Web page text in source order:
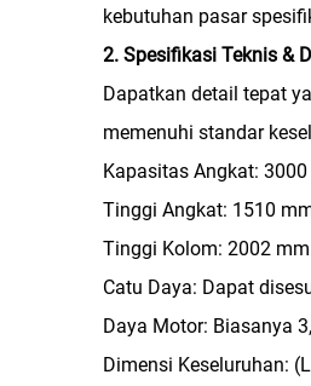
kebutuhan pasar
2. Spesifikasi Teknis &
Dapatkan detail tepat
memenuhi standar
Kapasitas Angkat:
Tinggi Angkat: 1510
Tinggi Kolom: 2002
Catu Daya: Dapat
Daya Motor: Biasanya
Dimensi Keseluruhan: